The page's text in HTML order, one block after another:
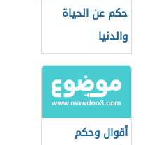
حكم عن الحياة
والدنيا
أقوال وحكم